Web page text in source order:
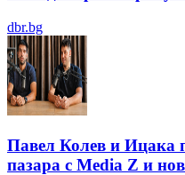
dbr.bg
Павел Колев и Ицака
пазара с Media Z и